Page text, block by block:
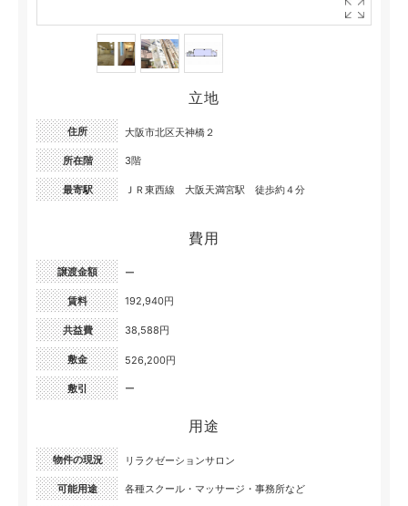
立地
住所 大阪市北区天神橋２
所在階 3階
最寄駅 ＪＲ東西線 大阪天満宮駅 徒歩約４分
費用
譲渡金額 ー
賃料 192,940円
共益費 38,588円
敷金 526,200円
敷引 ー
用途
物件の現況 リラクゼーションサロン
可能用途 各種スクール・マッサージ・事務所など